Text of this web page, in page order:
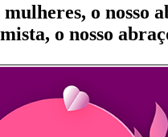
mulheres, o nosso
o nosso